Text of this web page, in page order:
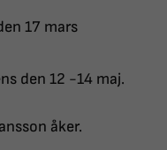
17 mars
den 12 -14 maj.
åker.